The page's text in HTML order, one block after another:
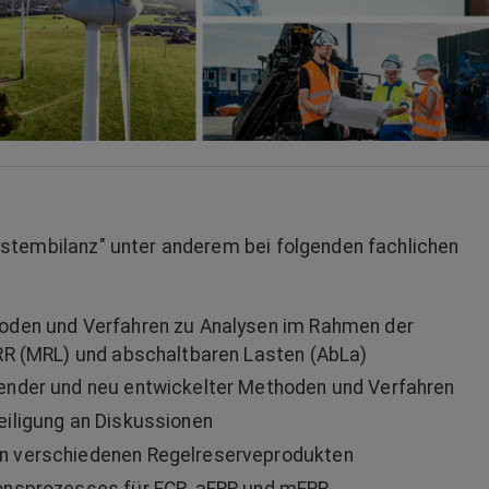
unter anderem bei folgenden fachlichen
und Verfahren zu Analysen im Rahmen der
(MRL) und abschaltbaren Lasten (AbLa)
und neu entwickelter Methoden und Verfahren
an Diskussionen
verschiedenen Regelreserveprodukten